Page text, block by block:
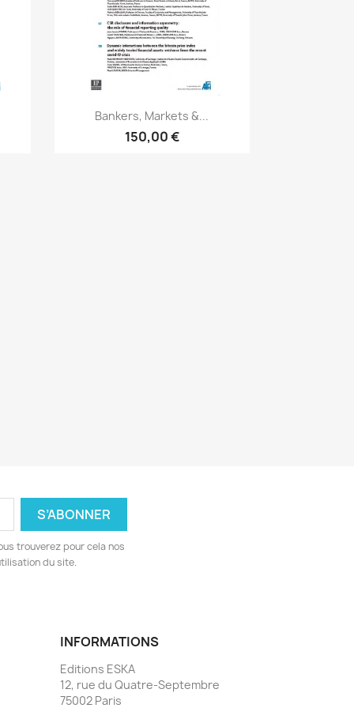
Aperçu rapide
Bankers, Markets &...
150,00 €
trouverez pour cela nos
du site.
INFORMATIONS
Editions ESKA
12, rue du Quatre-Septembre
75002 Paris